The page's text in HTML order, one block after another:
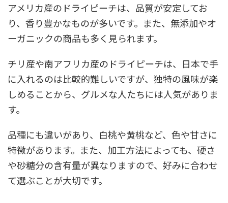
アメリカ産のドライピーチは、品質が安定してお
り、香り豊かなものが多いです。また、無添加やオ
ーガニックの商品も多く見られます。
チリ産や南アフリカ産のドライピーチは、日本で手
に入れるのは比較的難しいですが、独特の風味が楽
しめることから、グルメな人たちには人気がありま
す。
品種にも違いがあり、白桃や黄桃など、色や甘さに
特徴があります。また、加工方法によっても、硬さ
や砂糖分の含有量が異なりますので、好みに合わせ
て選ぶことが大切です。